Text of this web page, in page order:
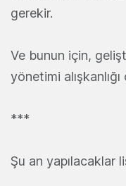
gerekir.
Ve bunun için,
yönetimi alışkanlığı
***
Şu an yapılacaklar